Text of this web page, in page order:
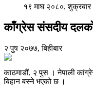
१९ माघ २०८०, शुक्रबार
काँग्रेस संसदीय
२ पुष २०७७, बिहीबार
काठमाडौं, २ पुस । नेपाली
बिहान बस्ने भएको छ ।